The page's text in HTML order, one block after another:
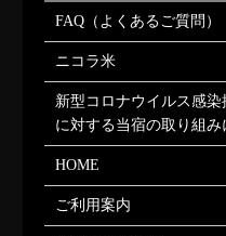
FAQ（よくあるご質問）
ニコラ米
新型コロナウイルス感染
に対する当宿の取り組み
HOME
ご利用案内